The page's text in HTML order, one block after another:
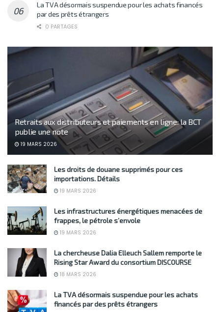
La TVA désormais suspendue pour les achats financés
par des prêts étrangers
0 PARTAGES
Retraits aux distributeurs et paiements en ligne: la BCT
publie une note
19 MARS 2026
Les droits de douane supprimés pour ces
importations. Détails
19 MARS 2026
Les infrastructures énergétiques menacées de
frappes, le pétrole s’envole
19 MARS 2026
La chercheuse Dalia Elleuch Sallem remporte le
Rising Star Award du consortium DISCOURSE
18 MARS 2026
La TVA désormais suspendue pour les achats
financés par des prêts étrangers